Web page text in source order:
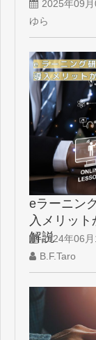
2025年09月
ゆら
eラーニン
入メリッ
解説2024年06月
B.F.Taro